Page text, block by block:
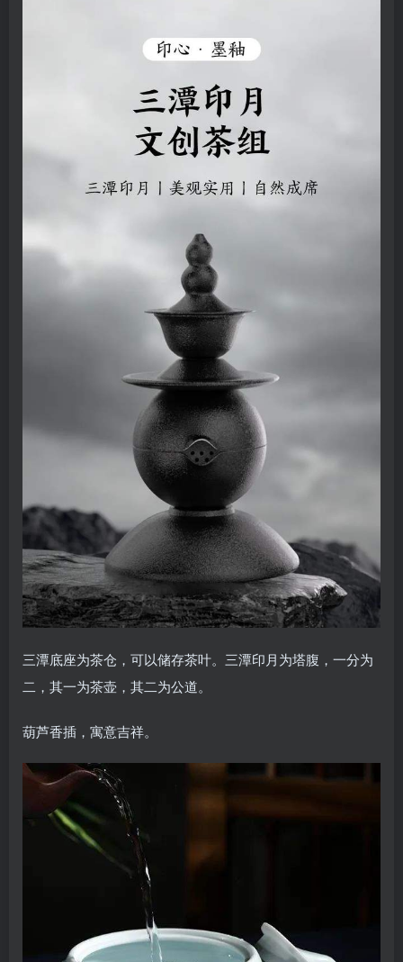
三潭底座为茶仓，可以储存茶叶。三潭印月为塔腹，一分为
二，其一为茶壶，其二为公道。
葫芦香插，寓意吉祥。